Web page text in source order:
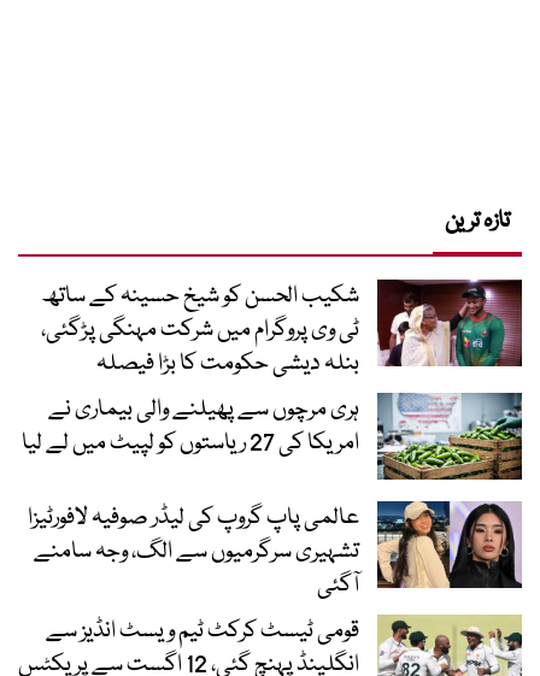
تازہ ترین
شکیب الحسن کو شیخ حسینہ کے ساتھ
ٹی وی پروگرام میں شرکت مہنگی پڑگئی،
بنلہ دیشی حکومت کا بڑا فیصلہ
ہری مرچوں سے پھیلنے والی بیماری نے
امریکا کی 27 ریاستوں کو لپیٹ میں لے لیا
عالمی پاپ گروپ کی لیڈر صوفیہ لافورٹیزا
تشہیری سرگرمیوں سے الگ، وجہ سامنے
آگئی
قومی ٹیسٹ کرکٹ ٹیم ویسٹ انڈیز سے
انگلینڈ پہنچ گئی، 12 اگست سے پریکٹس